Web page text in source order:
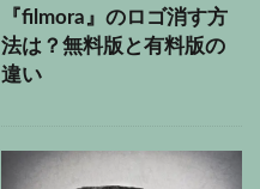
『filmora』のロゴ消す方
法は？無料版と有料版の
違い